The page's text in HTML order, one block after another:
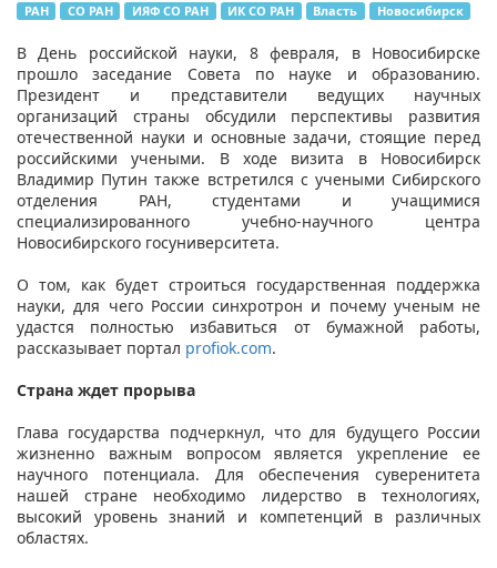
РАН СО РАН ИЯФ СО РАН ИК СО РАН Власть Новосибирск
​В День российской науки, 8 февраля, в Новосибирске
прошло заседание Совета по науке и образованию.
Президент и представители ведущих научных
организаций страны обсудили перспективы развития
отечественной науки и основные задачи, стоящие перед
российскими учеными. В ходе визита в Новосибирск
Владимир Путин также встретился с учеными Сибирского
отделения РАН, студентами и учащимися
специализированного учебно-научного центра
Новосибирского госуниверситета.
О том, как будет строиться государственная поддержка
науки, для чего России синхротрон и почему ученым не
удастся полностью избавиться от бумажной работы,
рассказывает портал profiok.com.
Страна ждет прорыва
Глава государства подчеркнул, что для будущего России
жизненно важным вопросом является укрепление ее
научного потенциала. Для обеспечения суверенитета
нашей стране необходимо лидерство в технологиях,
высокий уровень знаний и компетенций в различных
областях.